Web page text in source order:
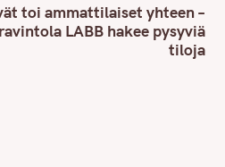
toi ammattilaiset yhteen –
LABB hakee pysyviä
tiloja